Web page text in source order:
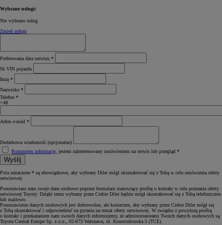
Wybrane usługi:
Nie wybrano usług
Zmień usługi
Preferowana data serwisu *
Nr VIN pojazdu
Imię *
Nazwisko *
Telefon *
+48
Adres e‑mail *
Dodatkowa wiadomość (opcjonalne)
Rozumiem informację, jestem zainteresowany umówieniem na serwis lub przegląd.*
Wyślij
Pola oznaczone * są obowiązkowe, aby wybrany Diler mógł skontaktować się z Tobą w celu omówienia oferty
serwisowej.
Pozostawiasz nam swoje dane osobowe poprzez formularz stanowiący prośbę o kontakt w celu poznania oferty
serwisowej Toyoty. Dzięki temu wybrany przez Ciebie Diler będzie mógł skontaktować się z Tobą telefonicznie
lub mailowo.
Pozostawienie danych osobowych jest dobrowolne, ale konieczne, aby wybrany przez Ciebie Diler mógł się
z Tobą skontaktować i odpowiedzieć na pytania na temat oferty serwisowej. W związku z powyższą prośbą
o kontakt i przekazaniem nam swoich danych informujemy, że administratorami Twoich danych osobowych są
Toyota Central Europe Sp. z o.o., 02-673 Warszawa, ul. Konstruktorska 5 (TCE).